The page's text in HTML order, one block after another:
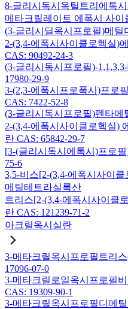
8-글리시독시옥틸트리에톡시
메타크릴레이트 에폭시 사이
(3-글리시딜옥시프로필)메틸
2-(3,4-에폭시사이클로헥실)
CAS: 90492-24-3
(3-글리시독시프로필)-
17980-29-9
3-(2,3-에폭시프로폭시)프로
CAS: 7422-52-8
(3-글리시독시프로필)펜타메
2-(3,4-에폭시사이클로헥실)
란 CAS: 65842-29-7
[3-(글리시독시에톡시)프로
75-6
3,5-비스[2-(3,4-에폭시사이
메틸테트라실록산
트리스[2-(3,4-에폭시사이클
란 CAS: 121239-71-2
아크릴옥시실란
3-메타크릴옥시프로필트리
17096-07-0
3-메타크릴로일옥시프로필
CAS: 19309-90-1
3-메타크릴옥시프로필디메